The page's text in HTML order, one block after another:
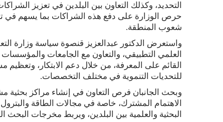
التحديد، وكذلك التعاون بين البلدين في تعزيز
حرص الوزارة على دفع هذه الشراكات بما يسهم في
شعوب المنطقة.
واستعرض الدكتور عبدالعزيز قنصوة سياسة وزارة
العلمي التطبيقي، والتعاون مع الجامعات والمؤسسات
القائم على المعرفة، من خلال دعم الابتكار،
للتحديات التنموية في مختلف التخصصات.
وبحث الجانبان فرص التعاون في إنشاء مراكز
الاهتمام المشترك، خاصة في مجالات الطاقة والبترول
البحثية والعلمية بين البلدين، ويربط مخرجات